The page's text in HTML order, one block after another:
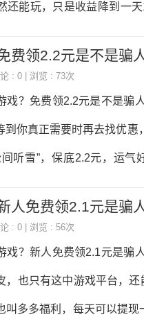
还能玩，只是收益降到一
在“福利”-金币兑换（可
费领2.2元是不是骗
论 : 0 | 浏览 : 73次
戏？免费领2.2元是不是骗
到你真正需要时再去找优
听雪”，保底2.2元，运
励。3.多打一会，“多多福
人免费领2.1元是骗
论 : 0 | 浏览 : 56次
戏？新人免费领2.1元是骗
，也只有这中游戏平台，
叫多多福利，每天可以提现